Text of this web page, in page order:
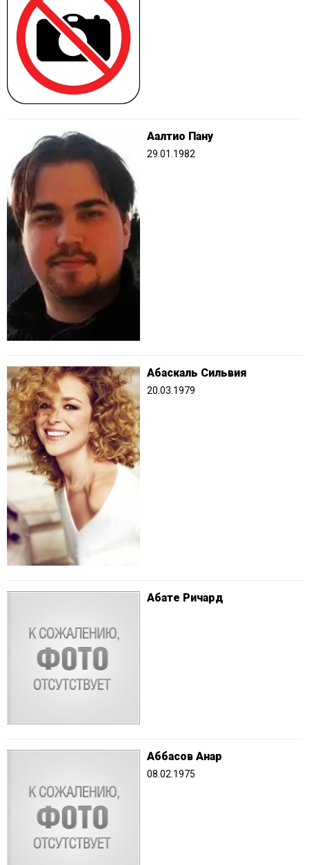
Аалтио Пану
29.01.1982
Абаскаль Сильвия
20.03.1979
Абате Ричард
Аббасов Анар
08.02.1975